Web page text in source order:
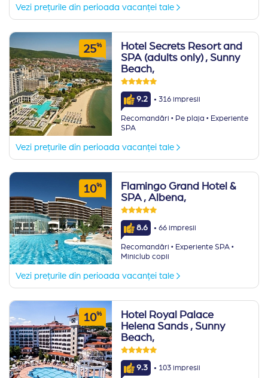
Vezi prețurile din perioada vacanței tale
25%
Hotel Secrets Resort and
SPA (adults only) , Sunny
Beach,
9.2 · 316 impresii
Recomandări ·Pe plaja ·Experiente
SPA
Vezi prețurile din perioada vacanței tale
10%
Flamingo Grand Hotel &
SPA , Albena,
8.6 · 66 impresii
Recomandări ·Experiente SPA ·
Miniclub copii
Vezi prețurile din perioada vacanței tale
10%
Hotel Royal Palace
Helena Sands , Sunny
Beach,
9.3 · 103 impresii